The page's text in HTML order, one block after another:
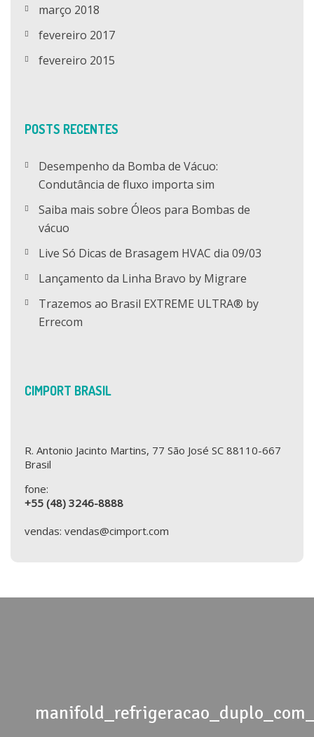
março 2018
fevereiro 2017
fevereiro 2015
POSTS RECENTES
Desempenho da Bomba de Vácuo:
Condutância de fluxo importa sim
Saiba mais sobre Óleos para Bombas de
vácuo
Live Só Dicas de Brasagem HVAC dia 09/03
Lançamento da Linha Bravo by Migrare
Trazemos ao Brasil EXTREME ULTRA® by
Errecom
CIMPORT BRASIL
R. Antonio Jacinto Martins, 77 São José SC 88110-667
Brasil
fone:
+55 (48) 3246-8888
vendas: vendas@cimport.com